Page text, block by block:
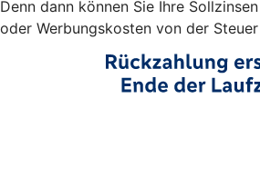
Denn dann können Sie Ihre
oder Werbungskosten von der